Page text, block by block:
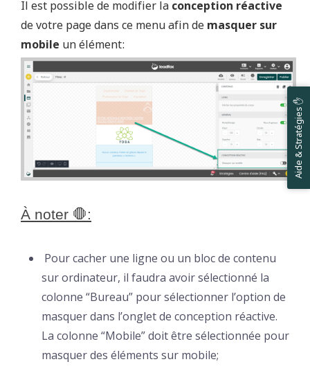
Il est possible de modifier la conception réactive
de votre page dans ce menu afin de masquer sur
mobile un élément:
À noter 🛑:
Pour cacher une ligne ou un bloc de contenu
sur ordinateur, il faudra avoir sélectionné la
colonne “Bureau” pour sélectionner l’option de
masquer dans l’onglet de conception réactive.
La colonne “Mobile” doit être sélectionnée pour
masquer des éléments sur mobile;
Aide & Stratégies ✋